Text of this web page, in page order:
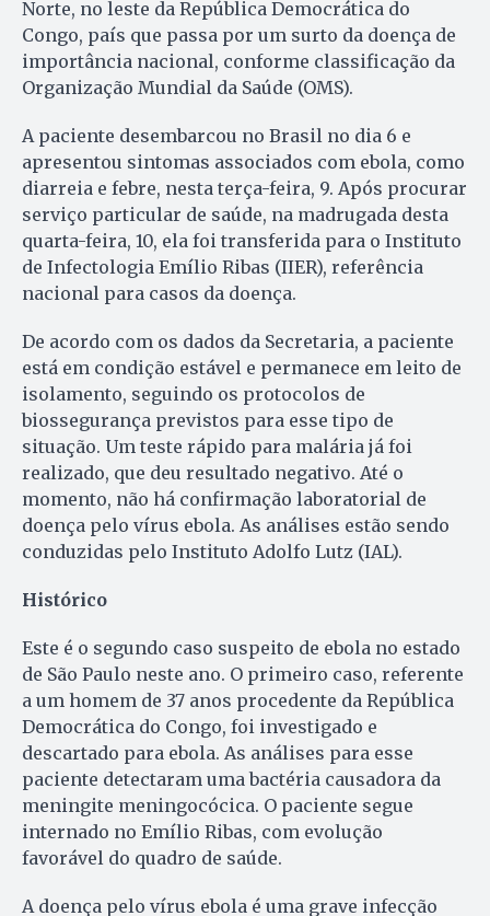
Norte, no leste da República Democrática do
Congo, país que passa por um surto da doença de
importância nacional, conforme classificação da
Organização Mundial da Saúde (OMS).
A paciente desembarcou no Brasil no dia 6 e
apresentou sintomas associados com ebola, como
diarreia e febre, nesta terça-feira, 9. Após procurar
serviço particular de saúde, na madrugada desta
quarta-feira, 10, ela foi transferida para o Instituto
de Infectologia Emílio Ribas (IIER), referência
nacional para casos da doença.
De acordo com os dados da Secretaria, a paciente
está em condição estável e permanece em leito de
isolamento, seguindo os protocolos de
biossegurança previstos para esse tipo de
situação. Um teste rápido para malária já foi
realizado, que deu resultado negativo. Até o
momento, não há confirmação laboratorial de
doença pelo vírus ebola. As análises estão sendo
conduzidas pelo Instituto Adolfo Lutz (IAL).
Histórico
Este é o segundo caso suspeito de ebola no estado
de São Paulo neste ano. O primeiro caso, referente
a um homem de 37 anos procedente da República
Democrática do Congo, foi investigado e
descartado para ebola. As análises para esse
paciente detectaram uma bactéria causadora da
meningite meningocócica. O paciente segue
internado no Emílio Ribas, com evolução
favorável do quadro de saúde.
A doença pelo vírus ebola é uma grave infecção